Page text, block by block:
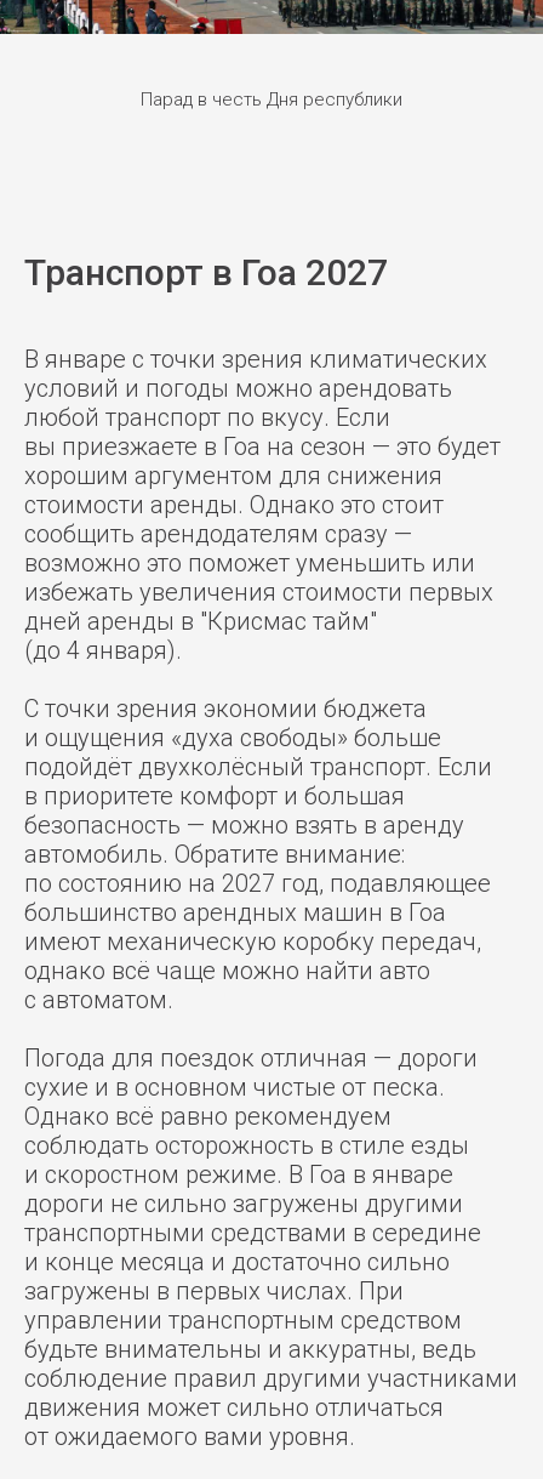
Парад в честь Дня республики
Транспорт в Гоа 2027
В январе с точки зрения климатических
условий и погоды можно арендовать
любой транспорт по вкусу. Если
вы приезжаете в Гоа на сезон — это будет
хорошим аргументом для снижения
стоимости аренды. Однако это стоит
сообщить арендодателям сразу —
возможно это поможет уменьшить или
избежать увеличения стоимости первых
дней аренды в "Крисмас тайм"
(до 4 января).
С точки зрения экономии бюджета
и ощущения «духа свободы» больше
подойдёт двухколёсный транспорт. Если
в приоритете комфорт и большая
безопасность — можно взять в аренду
автомобиль. Обратите внимание:
по состоянию на 2027 год, подавляющее
большинство арендных машин в Гоа
имеют механическую коробку передач,
однако всё чаще можно найти авто
с автоматом.
Погода для поездок отличная — дороги
сухие и в основном чистые от песка.
Однако всё равно рекомендуем
соблюдать осторожность в стиле езды
и скоростном режиме. В Гоа в январе
дороги не сильно загружены другими
транспортными средствами в середине
и конце месяца и достаточно сильно
загружены в первых числах. При
управлении транспортным средством
будьте внимательны и аккуратны, ведь
соблюдение правил другими участниками
движения может сильно отличаться
от ожидаемого вами уровня.